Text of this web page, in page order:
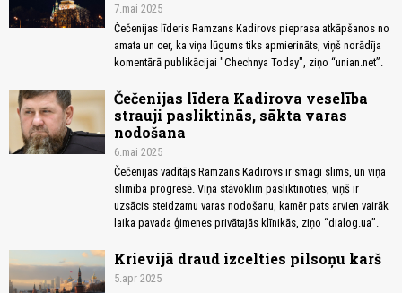
7.mai 2025
Čečenijas līderis Ramzans Kadirovs pieprasa atkāpšanos no
amata un cer, ka viņa lūgums tiks apmierināts, viņš norādīja
komentārā publikācijai "Chechnya Today", ziņo “unian.net”.
Čečenijas līdera Kadirova veselība
strauji pasliktinās, sākta varas
nodošana
6.mai 2025
Čečenijas vadītājs Ramzans Kadirovs ir smagi slims, un viņa
slimība progresē. Viņa stāvoklim pasliktinoties, viņš ir
uzsācis steidzamu varas nodošanu, kamēr pats arvien vairāk
laika pavada ģimenes privātajās klīnikās, ziņo “dialog.ua”.
Krievijā draud izcelties pilsoņu karš
5.apr 2025